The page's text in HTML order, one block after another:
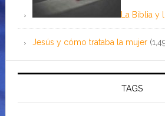
La Biblia y
Jesús y cómo trataba la mujer
TAGS